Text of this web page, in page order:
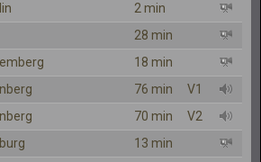
2 min
28 min
18 min
76 min
V1
70 min
V2
13 min